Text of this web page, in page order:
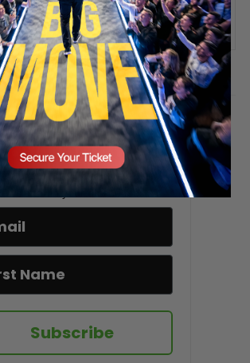
into post a comment.
updated!
up here to receive VT's daily
newsletter in your email inbox.
Subscribe
YOUR SEAT